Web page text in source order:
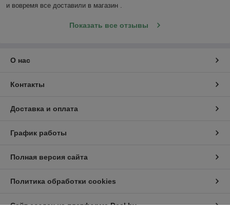
и вовремя все доставили в магазин .
Показать все отзывы
О нас
Контакты
Доставка и оплата
График работы
Полная версия сайта
Политика обработки cookies
Сайт создан на платформе Deal.by